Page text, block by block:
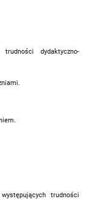
dydaktyczno-
trudności